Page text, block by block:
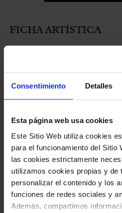
Consentimiento Detalles
Esta página web usa cookies
Este Sitio Web utiliza cookies
para el funcionamiento del Sitio
las cookies estrictamente
utilizamos cookies propias y de
personalizar el contenido y los
funciones de redes sociales y
Además, compartimos
FICHA ARTÍSTICA
Franz Schubert
Tomàs Grau,
director
PROGRAMA
L. VAN BEETHOVEN:
62
L. VAN BEETHOVEN: